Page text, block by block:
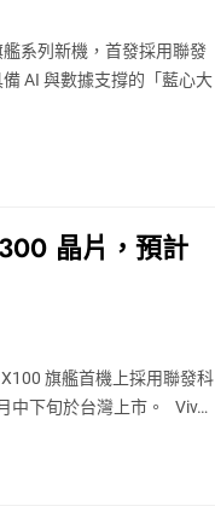
系列新機，首發採用聯發
AI 與數據支撐的「藍心大
晶片，預計
旗艦首機上採用聯發科
中下旬於台灣上市。 Viv…